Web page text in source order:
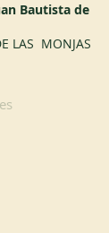
Bautista de
LAS MONJAS